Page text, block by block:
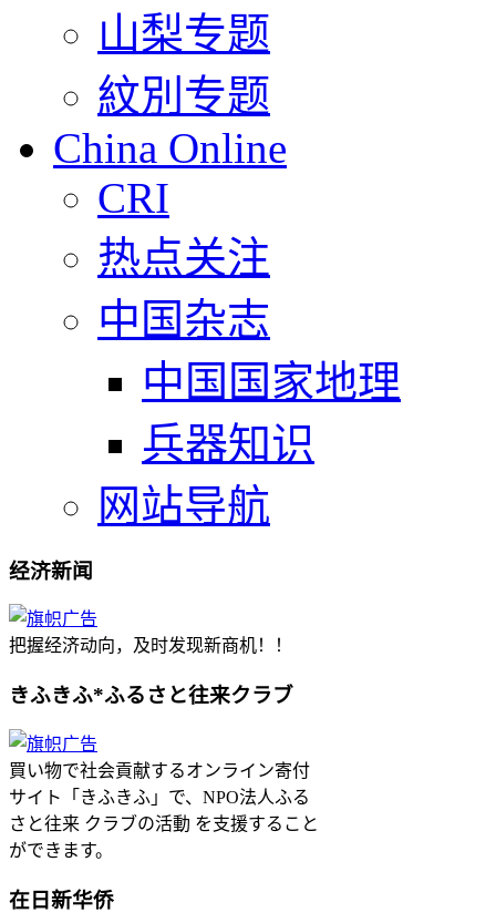
山梨专题
紋別专题
China Online
CRI
热点关注
中国杂志
中国国家地理
兵器知识
网站导航
经济新闻
把握经济动向，及时发现新商机！！
きふきふ*ふるさと往来クラブ
買い物で社会貢献するオンライン寄付
サイト「きふきふ」で、NPO法人ふる
さと往来 クラブの活動 を支援すること
ができます。
在日新华侨